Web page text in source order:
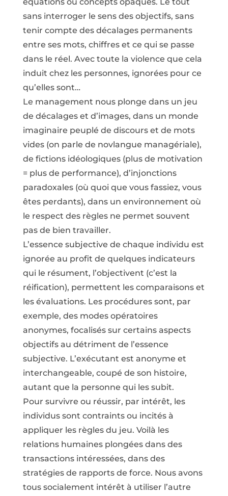
équations ou concepts opaques. Le tout
sans interroger le sens des objectifs, sans
tenir compte des décalages permanents
entre ses mots, chiffres et ce qui se passe
dans le réel. Avec toute la violence que cela
induit chez les personnes, ignorées pour ce
qu’elles sont…
Le management nous plonge dans un jeu
de décalages et d’images, dans un monde
imaginaire peuplé de discours et de mots
vides (on parle de novlangue managériale),
de fictions idéologiques (plus de motivation
= plus de performance), d’injonctions
paradoxales (où quoi que vous fassiez, vous
êtes perdants), dans un environnement où
le respect des règles ne permet souvent
pas de bien travailler.
L’essence subjective de chaque individu est
ignorée au profit de quelques indicateurs
qui le résument, l’objectivent (c’est la
réification), permettent les comparaisons et
les évaluations. Les procédures sont, par
exemple, des modes opératoires
anonymes, focalisés sur certains aspects
objectifs au détriment de l’essence
subjective. L’exécutant est anonyme et
interchangeable, coupé de son histoire,
autant que la personne qui les subit.
Pour survivre ou réussir, par intérêt, les
individus sont contraints ou incités à
appliquer les règles du jeu. Voilà les
relations humaines plongées dans des
transactions intéressées, dans des
stratégies de rapports de force. Nous avons
tous socialement intérêt à utiliser l’autre